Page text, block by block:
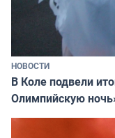
НОВОСТИ
В Коле подвели
Олимпийскую